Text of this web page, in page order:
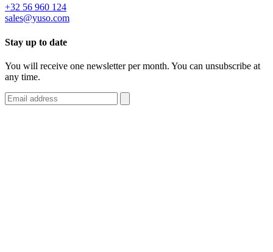
+32 56 960 124
sales@yuso.com
Stay up to date
You will receive one newsletter per month. You can unsubscribe at
any time.